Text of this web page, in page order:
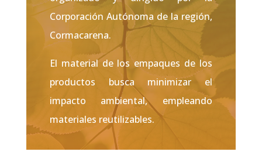
Corporación Autónoma de la región,
Cormacarena.
El material de los empaques de los
productos busca minimizar el
impacto ambiental, empleando
materiales reutilizables.